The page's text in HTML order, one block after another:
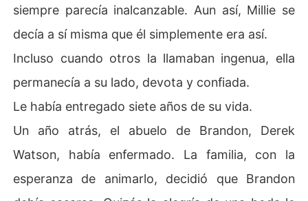
siempre parecía inalcanzable. Aun así, Millie se
decía a sí misma que él simplemente era así.
Incluso cuando otros la llamaban ingenua, ella
permanecía a su lado, devota y confiada.
Le había entregado siete años de su vida.
Un año atrás, el abuelo de Brandon, Derek
Watson, había enfermado. La familia, con la
esperanza de animarlo, decidió que Brandon